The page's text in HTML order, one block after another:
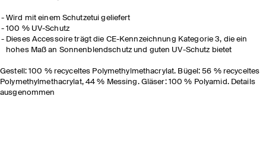
Wird mit einem Schutzetui geliefert
100 % UV-Schutz
Dieses Accessoire trägt die CE-Kennzeichnung Kategorie 3, die ein
hohes Maß an Sonnenblendschutz und guten UV-Schutz bietet
Gestell: 100 % recyceltes Polymethylmethacrylat. Bügel: 56 % recyceltes
Polymethylmethacrylat, 44 % Messing. Gläser: 100 % Polyamid. Details
ausgenommen